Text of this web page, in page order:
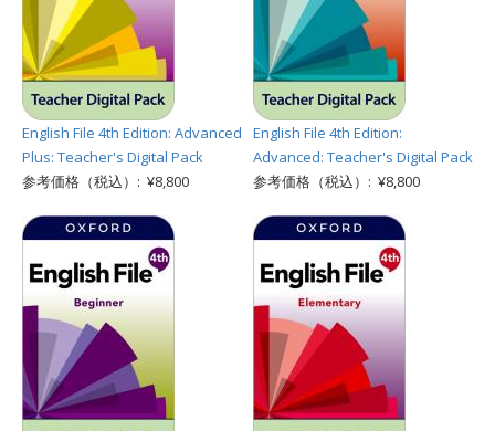
English File 4th Edition: Advanced
Plus: Teacher's Digital Pack
参考価格（税込）: ¥8,800
English File 4th Edition:
Advanced: Teacher's Digital Pack
参考価格（税込）: ¥8,800